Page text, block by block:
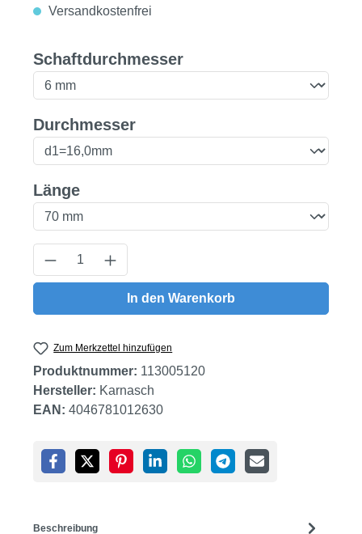
Versandkostenfrei
Schaftdurchmesserauswählen
Durchmesserauswählen
Längeauswählen
Produkt Anzahl: Gib den gewünschten
In den Warenkorb
Zum Merkzettel hinzufügen
Produktnummer: 113005120
Hersteller: Karnasch
EAN: 4046781012630
Beschreibung